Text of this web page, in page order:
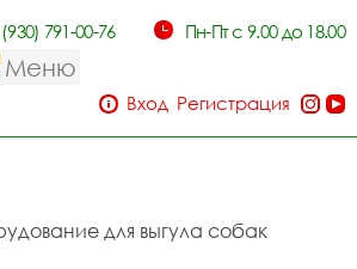
791-00-76 Пн-Пт с 9.00 до 18.00
Меню
Вход Регистрация
для выгула собак